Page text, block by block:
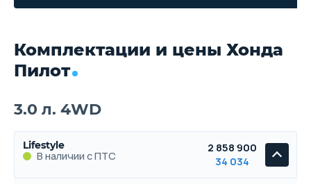
Комплектации и цены Хонда
Пилот
3.0 л. 4WD
Lifestyle
В наличии с ПТС
2 858 900
34 034